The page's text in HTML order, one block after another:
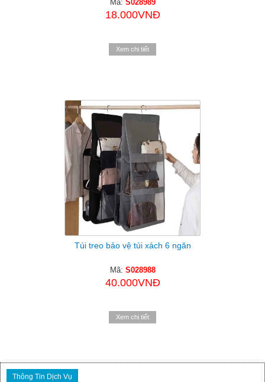
Mã: S028989
18.000VNĐ
Xem chi tiết
Túi treo bảo vệ túi xách 6 ngăn
Mã: S028988
40.000VNĐ
Xem chi tiết
Thông Tin Dịch Vụ